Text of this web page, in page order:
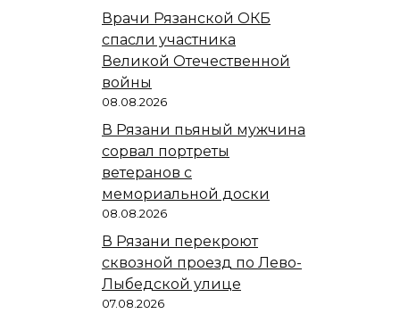
Врачи Рязанской ОКБ
спасли участника
Великой Отечественной
войны
08.08.2026
В Рязани пьяный мужчина
сорвал портреты
ветеранов с
мемориальной доски
08.08.2026
В Рязани перекроют
сквозной проезд по Лево-
Лыбедской улице
07.08.2026